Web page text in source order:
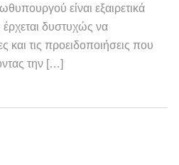
είναι εξαιρετικά
δυστυχώς να
και τις προειδοποιήσεις που
την […]